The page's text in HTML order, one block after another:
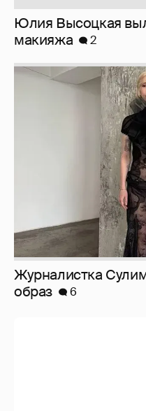
Юлия Высоцкая
макияжа
2
Журналистка
образ
6